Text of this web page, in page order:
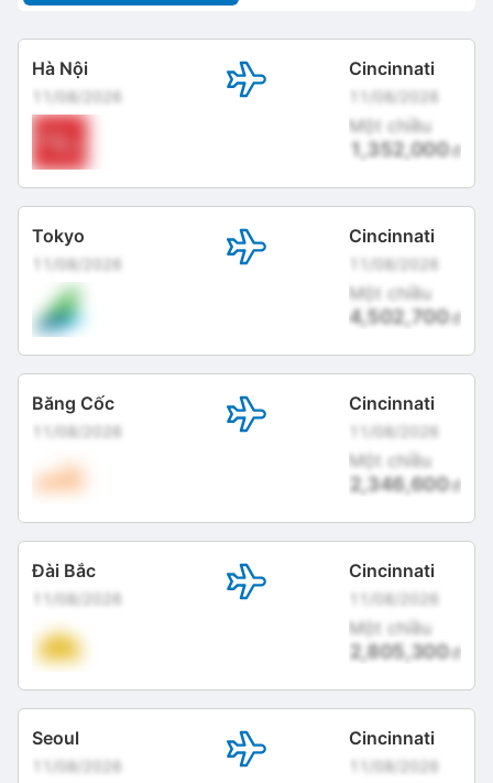
Hà Nội
11/08/2026
Cincinnati
11/08/2026
Một chiều
1,352,000đ
Tokyo
11/08/2026
Cincinnati
11/08/2026
Một chiều
4,502,700đ
Băng Cốc
11/08/2026
Cincinnati
11/08/2026
Một chiều
2,346,600đ
Đài Bắc
11/08/2026
Cincinnati
11/08/2026
Một chiều
2,805,300đ
Seoul
11/08/2026
Cincinnati
11/08/2026